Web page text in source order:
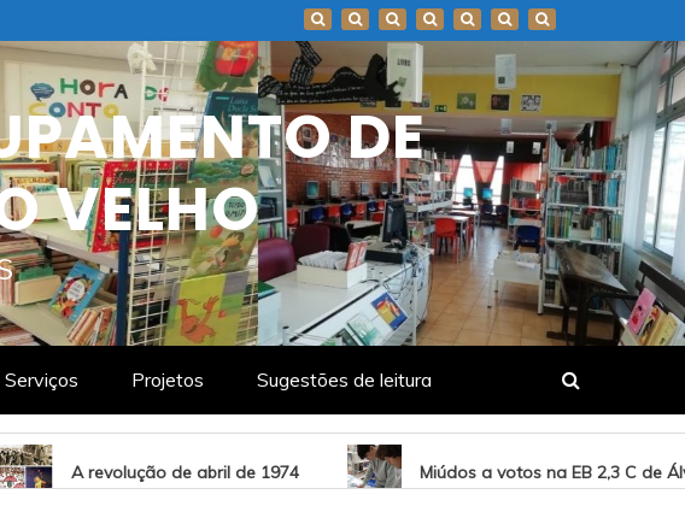
DE
VELHO
Serviços Projetos Sugestões de leitura
de abril de 1974 Miúdos a votos na EB 2,3 C de Álvaro Velho –